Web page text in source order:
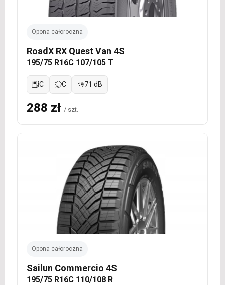
Opona całoroczna
RoadX RX Quest Van 4S
195/75 R16C 107/105 T
C C 71 dB
288 zł / szt.
Opona całoroczna
Sailun Commercio 4S
195/75 R16C 110/108 R